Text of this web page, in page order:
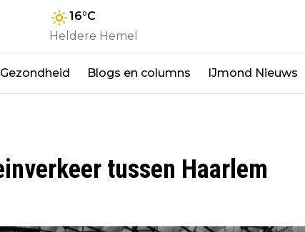
16°C
Heldere Hemel
Gezondheid Blogs en columns IJmond Nieuws
tussen Haarlem